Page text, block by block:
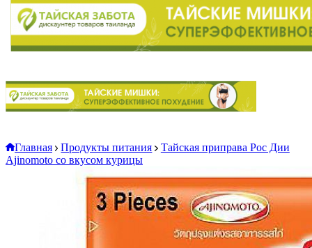
Главная Продукты питания
Тайская приправа Рос Дии
Ajinomoto со вкусом курицы